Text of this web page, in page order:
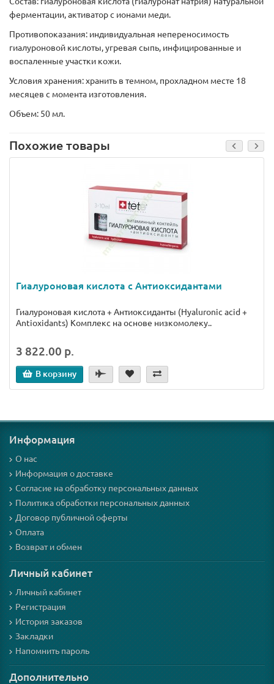
ферментации, активатор с ионами меди.
Противопоказания: индивидуальная непереносимость
гиалуроновой кислоты, угревая сыпь, инфицированные и
воспаленные участки кожи.
Условия хранения: хранить в темном, прохладном месте 18
месяцев с момента изготовления.
Объем: 50 мл.
Похожие товары
Гиалуроновая кислота с Антиоксидантами
Гиалуроновая кислота + Антиоксиданты (Hyaluronic acid +
Antioxidants) Комплекс на основе низкомолеку..
3 822.00 р.
В корзину
Информация
О нас
Информация о доставке
Согласие на обработку персональных данных
Политика обработки персональных данных
Договор публичной оферты
Оплата
Возврат и обмен
Личный кабинет
Личный кабинет
Регистрация
История заказов
Закладки
Напомнить пароль
Дополнительно